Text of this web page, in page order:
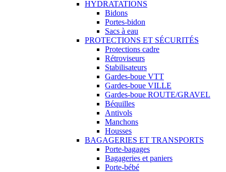
HYDRATATIONS
Bidons
Portes-bidon
Sacs à eau
PROTECTIONS ET SÉCURITÉS
Protections cadre
Rétroviseurs
Stabilisateurs
Gardes-boue VTT
Gardes-boue VILLE
Gardes-boue ROUTE/GRAVEL
Béquilles
Antivols
Manchons
Housses
BAGAGERIES ET TRANSPORTS
Porte-bagages
Bagageries et paniers
Porte-bébé